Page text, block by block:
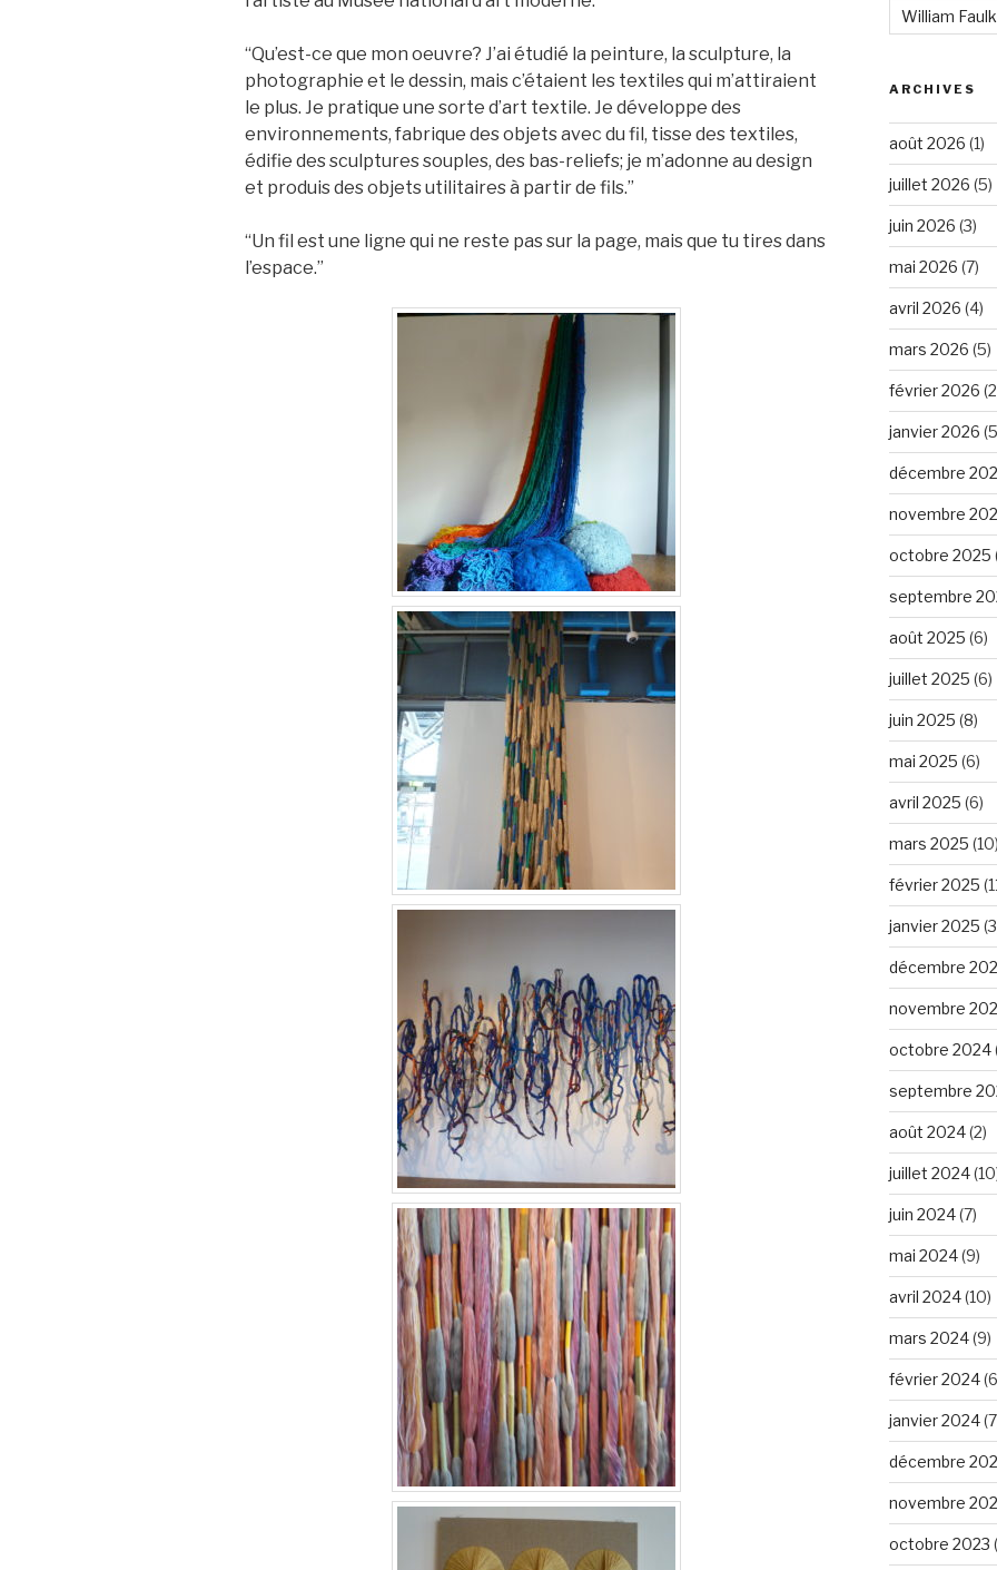
“Qu’est-ce que mon oeuvre? J’ai étudié la peinture, la sculpture, la
photographie et le dessin, mais c’étaient les textiles qui m’attiraient
le plus. Je pratique une sorte d’art textile. Je développe des
environnements, fabrique des objets avec du fil, tisse des textiles,
édifie des sculptures souples, des bas-reliefs; je m’adonne au design
et produis des objets utilitaires à partir de fils.”
“Un fil est une ligne qui ne reste pas sur la page, mais que tu tires dans
l’espace.”
William
ARCHIVES
août 2026 (1)
juillet 2026 (5)
juin 2026 (3)
mai 2026 (7)
avril 2026 (4)
mars 2026 (5)
février 2026
janvier 2026
décembre
novembre
octobre 2025
septembre
août 2025 (6)
juillet 2025 (6)
juin 2025 (8)
mai 2025 (6)
avril 2025 (6)
mars 2025 (10)
février 2025
janvier 2025
décembre
novembre
octobre 2024
septembre
août 2024(2)
juillet 2024
juin 2024(7)
mai 2024(9)
avril 2024(10)
mars 2024(9)
février 2024
janvier 2024
décembre
novembre
octobre 2023